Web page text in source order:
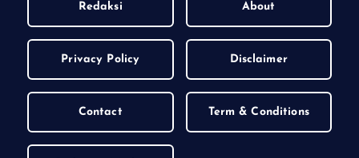
Redaksi About
Privacy Policy Disclaimer
Contact Term & Conditions